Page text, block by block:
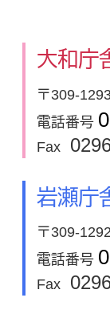
大和庁
〒309-
電話番号
Fax
岩瀬庁
〒309-
電話番号
Fax